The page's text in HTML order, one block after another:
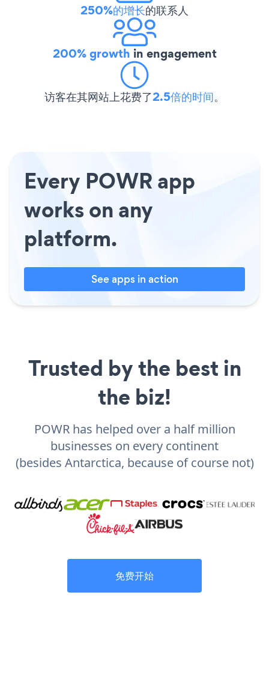
250%的增长的联系人
200% growth in engagement
访客在其网站上花费了2.5倍的时间。
Every POWR app
works on any
platform.
See apps in action
Trusted by the best in
the biz!
POWR has helped over a half million
businesses on every continent
(besides Antarctica, because of course not)
免费开始